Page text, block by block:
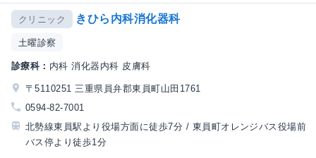
クリニック きひら内科消化器科
土曜診察
診療科： 内科 消化器内科 皮膚科
〒5110251 三重県員弁郡東員町山田1761
0594-82-7001
北勢線東員駅より役場方面に徒歩7分 / 東員町オレンジバス役場前
バス停より徒歩1分